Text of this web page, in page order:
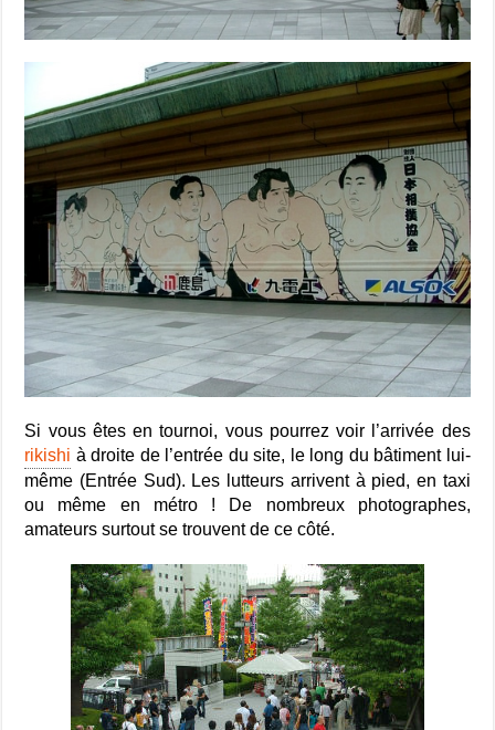
Si vous êtes en tournoi, vous pourrez voir l’arrivée des
rikishi à droite de l’entrée du site, le long du bâtiment lui-
même (Entrée Sud). Les lutteurs arrivent à pied, en taxi
ou même en métro ! De nombreux photographes,
amateurs surtout se trouvent de ce côté.